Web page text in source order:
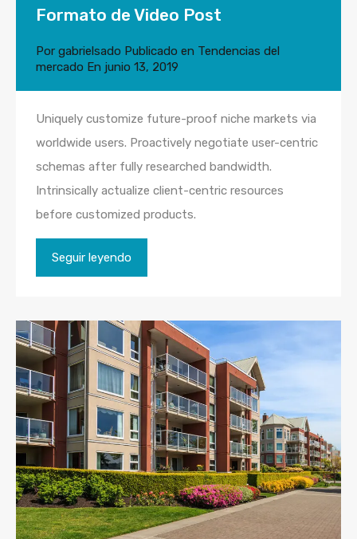
Formato de Video Post
Por gabrielsado Publicado en Tendencias del
mercado En junio 13, 2019
Uniquely customize future-proof niche markets via
worldwide users. Proactively negotiate user-centric
schemas after fully researched bandwidth.
Intrinsically actualize client-centric resources
before customized products.
Seguir leyendo